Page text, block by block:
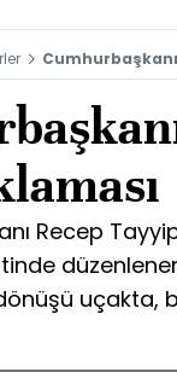
Recep
uçakta,